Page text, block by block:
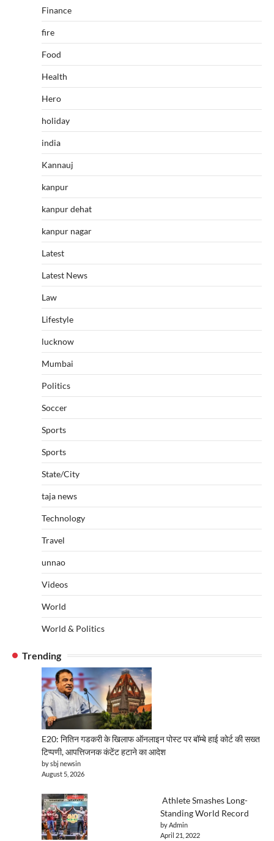
Finance
fire
Food
Health
Hero
holiday
india
Kannauj
kanpur
kanpur dehat
kanpur nagar
Latest
Latest News
Law
Lifestyle
lucknow
Mumbai
Politics
Soccer
Sports
Sports
State/City
taja news
Technology
Travel
unnao
Videos
World
World & Politics
Trending
E20: नितिन गडकरी के खिलाफ ऑनलाइन पोस्ट पर बॉम्बे हाई कोर्ट की सख्त
टिप्पणी, आपत्तिजनक कंटेंट हटाने का आदेश
by sbj newsin
August 5, 2026
Athlete Smashes Long-
Standing World Record
by Admin
April 21, 2022